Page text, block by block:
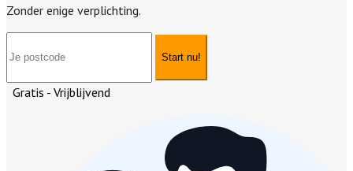
Zonder enige verplichting.
Start nu!
Gratis - Vrijblijvend